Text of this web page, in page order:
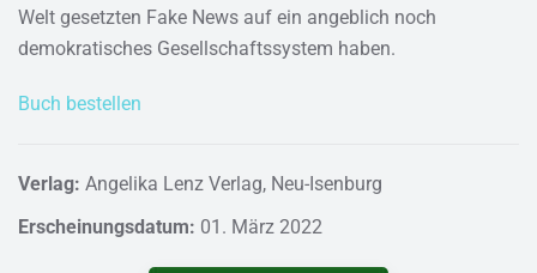
Welt gesetzten Fake News auf ein angeblich noch
demokratisches Gesellschaftssystem haben.
Buch bestellen
Verlag: Angelika Lenz Verlag, Neu-Isenburg
Erscheinungsdatum: 01. März 2022